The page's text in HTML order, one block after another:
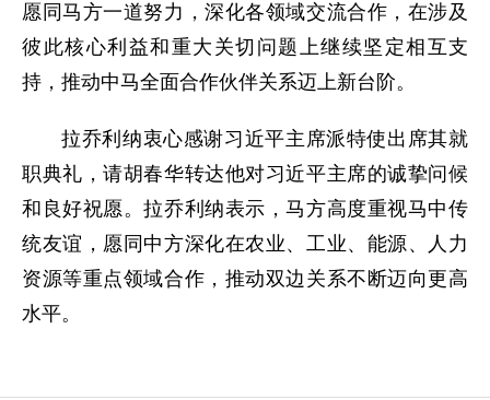
愿同马方一道努力，深化各领域交流合作，在涉及
彼此核心利益和重大关切问题上继续坚定相互支
持，推动中马全面合作伙伴关系迈上新台阶。
拉乔利纳衷心感谢习近平主席派特使出席其就
职典礼，请胡春华转达他对习近平主席的诚挚问候
和良好祝愿。拉乔利纳表示，马方高度重视马中传
统友谊，愿同中方深化在农业、工业、能源、人力
资源等重点领域合作，推动双边关系不断迈向更高
水平。